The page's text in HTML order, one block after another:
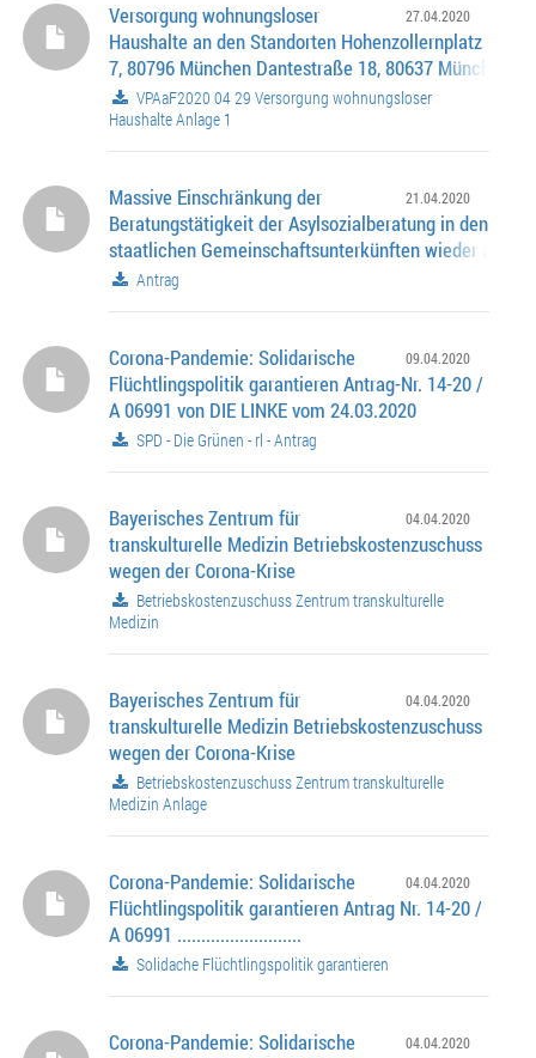
27.04.2020
Versorgung wohnungsloser
Haushalte an den Standorten Hohenzollernplatz
7, 80796 München Dantestraße 18, 80637 München 4.
Stadtbezirk - Schwabing-West 9. Stadtbezirk -
Nymphenburg Flexi-Wohnheime für junge Menschen
Ergänzung des Hilfesystems Antrag Nr. 14-20 / A
VPAaF2020 04 29 Versorgung wohnungsloser
Haushalte Anlage 1
21.04.2020
Massive Einschränkung der
Beratungstätigkeit der Asylsozialberatung in den
staatlichen Gemeinschaftsunterkünften wieder
Antrag
09.04.2020
Corona-Pandemie: Solidarische
Flüchtlingspolitik garantieren Antrag-Nr. 14-20 /
A 06991 von DIE LINKE vom 24.03.2020
SPD - Die Grünen - rl - Antrag
04.04.2020
Bayerisches Zentrum für
transkulturelle Medizin Betriebskostenzuschuss
wegen der Corona-Krise
Betriebskostenzuschuss Zentrum transkulturelle
Medizin
04.04.2020
Bayerisches Zentrum für
transkulturelle Medizin Betriebskostenzuschuss
wegen der Corona-Krise
Betriebskostenzuschuss Zentrum transkulturelle
Medizin Anlage
04.04.2020
Corona-Pandemie: Solidarische
Flüchtlingspolitik garantieren Antrag Nr. 14-20 /
A 06991 ..........................
Solidache Flüchtlingspolitik garantieren
04.04.2020
Corona-Pandemie: Solidarische